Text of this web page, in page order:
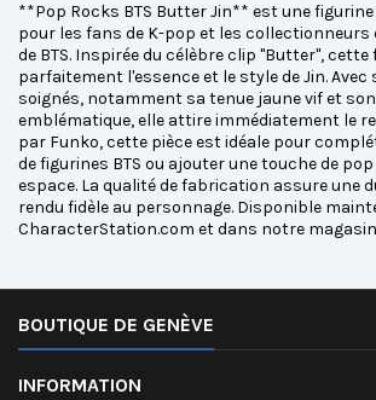
**Pop Rocks BTS Butter Jin** est une
pour les fans de K-pop et les collectionneurs
de BTS. Inspirée du célèbre clip "Butter",
parfaitement l'essence et le style de Jin. Avec
soignés, notamment sa tenue jaune vif et
emblématique, elle attire immédiatement le
par Funko, cette pièce est idéale pour
de figurines BTS ou ajouter une touche de
espace. La qualité de fabrication assure une
rendu fidèle au personnage. Disponible
CharacterStation.com et dans notre magasin
BOUTIQUE DE GENÈVE
INFORMATION